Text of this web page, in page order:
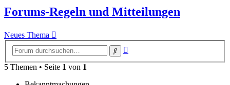
Forums-Regeln und Mitteilungen
Neues Thema
Suche
5 Themen • Seite 1 von 1